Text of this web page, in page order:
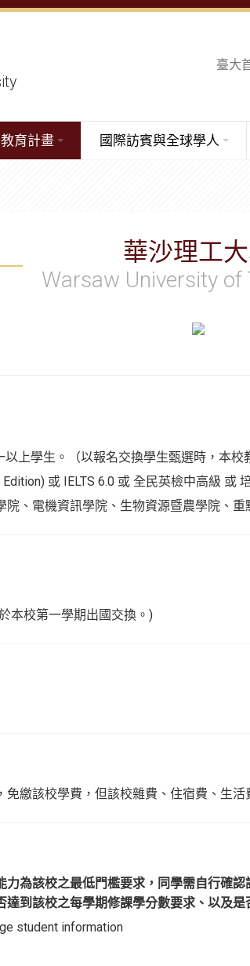
臺大
育計畫 國際訪賓與全球學人
華沙理工
Warsaw University of
上學生。（以報名交換學生甄選時，本校
或 IELTS 6.0 或 全民英檢中高級 或
院、電機資訊學院、生物資源暨農學院、重
本校第一學期出國交換。)
免繳該校學費，但該校雜費、住宿費、生
力為該校之最低門檻要求，同學需自行確
達到該校之每學期修課學分數要求、以及
student information